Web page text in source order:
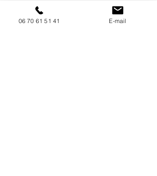
06 70 61 51 41 E-mail